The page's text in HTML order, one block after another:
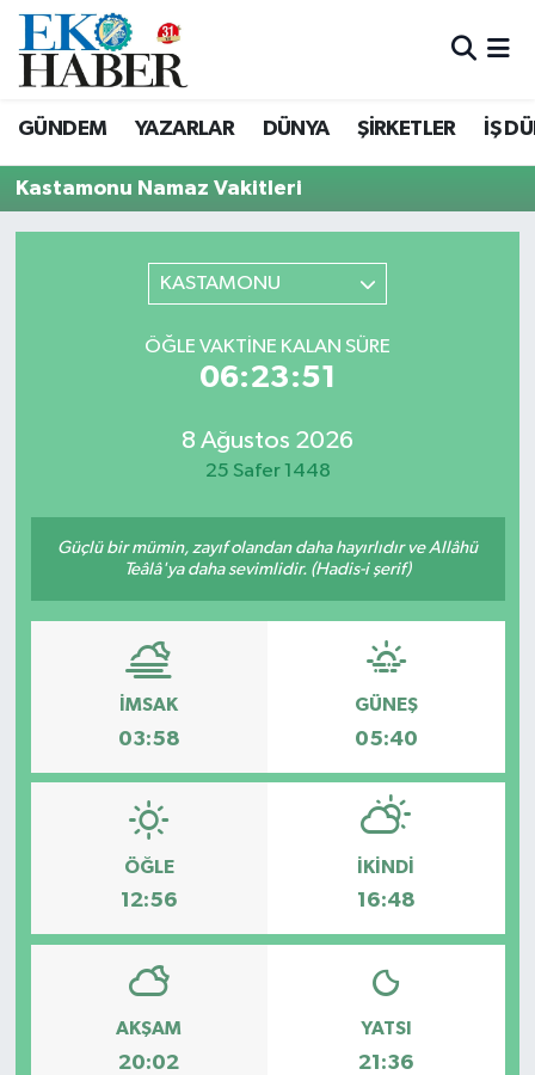
GÜNDEM YAZARLAR DÜNYA ŞİRKETLER İŞ
Kastamonu Namaz Vakitleri
KASTAMONU
ÖĞLE VAKTINE KALAN SÜRE
06:23:51
8 Ağustos 2026
25 Safer 1448
Güçlü bir mümin, zayıf olandan daha hayırlıdır ve Allâhü
Teâlâ'ya daha sevimlidir. (Hadis-i şerif)
İMSAK
03:58
GÜNEŞ
05:40
ÖĞLE
12:56
İKINDI
16:48
AKŞAM
20:02
YATSI
21:36
Hava Durumu
Süper Lig Puan Durumu ve Fikstür
Tüm Manşetler
Son Dakika Haberleri